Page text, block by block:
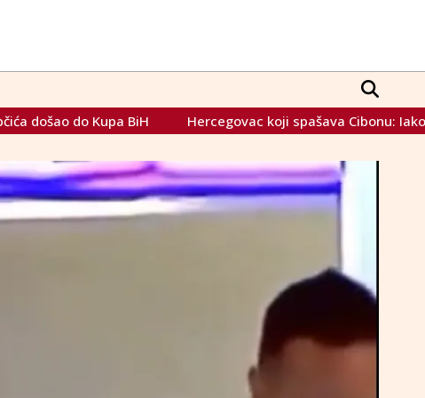
Hercegovac koji spašava Cibonu: Iako sam ponosni Kanađanin, ja